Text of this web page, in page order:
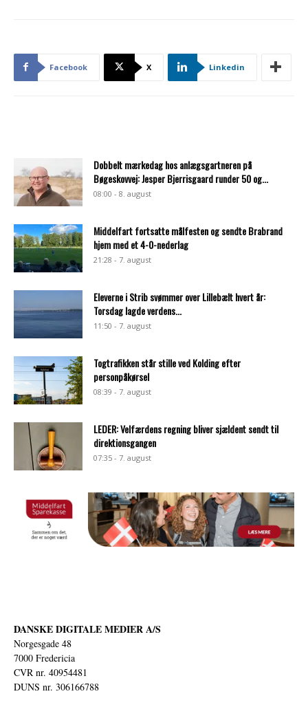
Facebook X Linkedin
Dobbelt mærkedag hos anlægsgartneren på
Bøgeskovvej: Jesper Bjerrisgaard runder 50 og...
08:00 - 8. august
Middelfart fortsatte målfesten og sendte Brabrand
hjem med et 4-0-nederlag
21:28 - 7. august
Eleverne i Strib svømmer over Lillebælt hvert år:
Torsdag lagde verdens...
11:50 - 7. august
Togtrafikken står stille ved Kolding efter
personpåkørsel
08:39 - 7. august
LEDER: Velfærdens regning bliver sjældent sendt til
direktionsgangen
07:35 - 7. august
DANSKE DIGITALE MEDIER A/S
Norgesgade 48
7000 Fredericia
CVR nr. 40954481
DUNS nr. 306166788